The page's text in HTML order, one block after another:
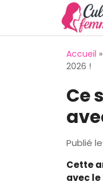
Accueil »
2026 !
Ce
Publié le
Cette
avec